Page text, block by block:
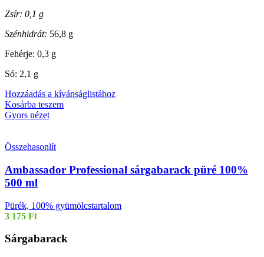
Zsír: 0,1 g
Szénhidrát: 56,8 g
Fehérje: 0,3 g
Só: 2,1 g
Hozzáadás a kívánságlistához
Kosárba teszem
Gyors nézet
Összehasonlít
Ambassador Professional sárgabarack püré 100%
500 ml
Pürék, 100% gyümölcstartalom
3 175 Ft
Sárgabarack